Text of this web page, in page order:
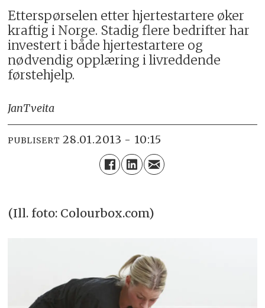
Etterspørselen etter hjertestartere øker
kraftig i Norge. Stadig flere bedrifter har
investert i både hjertestartere og
nødvendig opplæring i livreddende
førstehjelp.
JanTveita
PUBLISERT 28.01.2013 - 10:15
(Ill. foto: Colourbox.com)